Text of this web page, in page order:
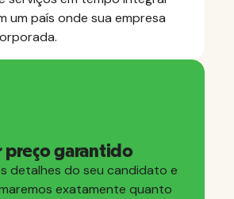
um país onde sua empresa
preço garantido
detalhes do seu candidato e
exatamente quanto